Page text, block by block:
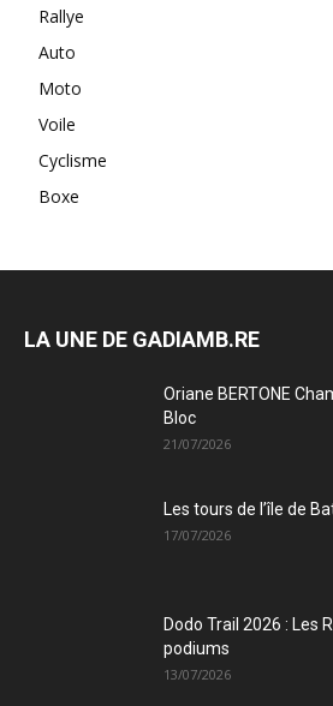
Trail
Rallye
Auto
Moto
Voile
Cyclisme
Boxe
LA UNE DE GADIAMB.RE
Oriane BERTONE
Bloc
21/07/2026
Les tours de l’île de
17/07/2026
Dodo Trail 2026 : Les
podiums
13/07/2026